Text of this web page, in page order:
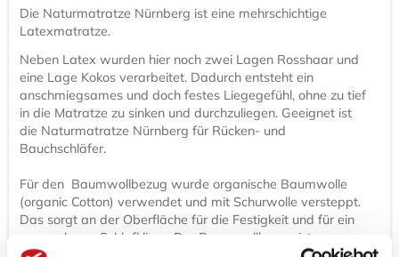
Die Naturmatratze Nürnberg ist eine mehrschichtige
Latexmatratze.
Neben Latex wurden hier noch zwei Lagen Rosshaar und
eine Lage Kokos verarbeitet. Dadurch entsteht ein
anschmiegsames und doch festes Liegegefühl, ohne zu tief
in die Matratze zu sinken und durchzuliegen. Geeignet ist
die Naturmatratze Nürnberg für Rücken- und
Bauchschläfer.
Für den Baumwollbezug wurde organische Baumwolle
(organic Cotton) verwendet und mit Schurwolle versteppt.
Das sorgt an der Oberfläche für die Festigkeit und für ein
angenehmes Schlafklima. Der Baumwollbezug ist